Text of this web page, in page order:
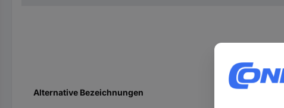
Alternative Bezeichnungen